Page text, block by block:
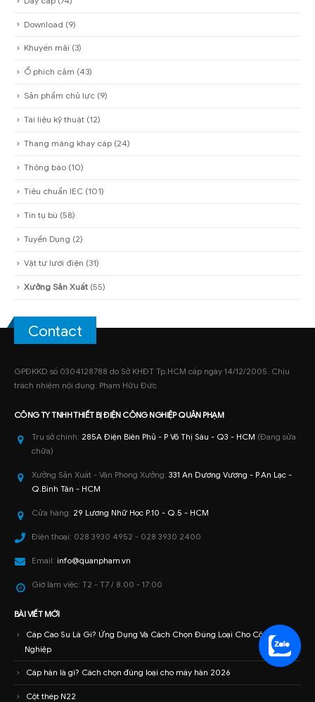
CHUYÊN MỤC
Bảng giá(25)
Chưa được phân loại
Dây cáp (74)
Download (9)
Khuyến mãi (3)
Ổ phích cắm (43)
Sản phẩm chủ lực
Tài liệu kỹ thuật (12)
Thang máng khay cáp
Thông báo(10)
Tiêu chuẩn IEC (101)
Tin tụ bù(58)
Tuyển Dụng(2)
Vật tư lưới điện
Contact
GPĐKKD số 0304128788 do Sở KHĐT Tp.HCM cấp ngày 14/12/2005. Chịu
CÔNG TY TNHH THIẾT BỊ ĐIỆN CÔNG NGHIỆP
Trụ sở chính: 285A Điện Biên Phủ - P Võ Thị Sáu - Q3 - HCM
Q.Bình Tân - HCM
Cửa hàng: 29 Lương Nhữ Học P.10 - Q.5 - HCM
Điện thoại:
Email: info@quanpham.vn
Giờ làm việc: T2 - T7 / 8:00 - 17:00
BÀI VIẾT MỚI